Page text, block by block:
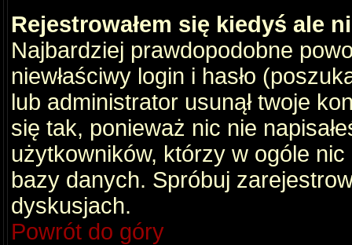
Rejestrowałem się kiedyś ale
Najbardziej prawdopodobne
niewłaściwy login i hasło
lub administrator usunął twoje
się tak, ponieważ nic nie
użytkowników, którzy w ogóle
bazy danych. Spróbuj
dyskusjach.
Powrót do góry